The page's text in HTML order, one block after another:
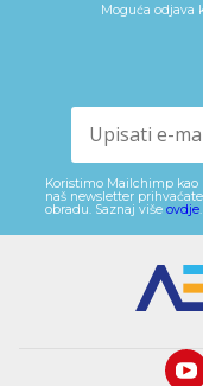
Moguća odjava
Koristimo Mailchimp kao
naš newsletter
obradu. Saznaj više ovdje.